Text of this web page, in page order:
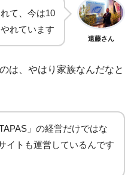
て、今は10
れています
遠藤さん
は、やはり家族なんだなと
」の経営だけではな
イトも運営しているんです